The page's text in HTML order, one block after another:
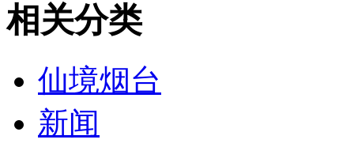
相关分类
仙境烟台
新闻